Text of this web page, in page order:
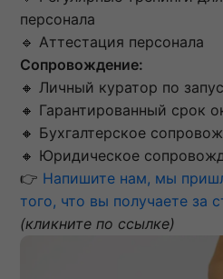
персонала
🔹 Аттестация персонала
Сопровождение:
🔸 Личный куратор по
🔸 Гарантированный срок
🔸 Бухгалтерское
🔸 Юридическое
👉 Напишите нам, мы
того, что вы получаете за
(кликните по ссылке)